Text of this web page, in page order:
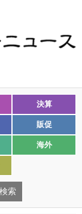
決算
販促
海外